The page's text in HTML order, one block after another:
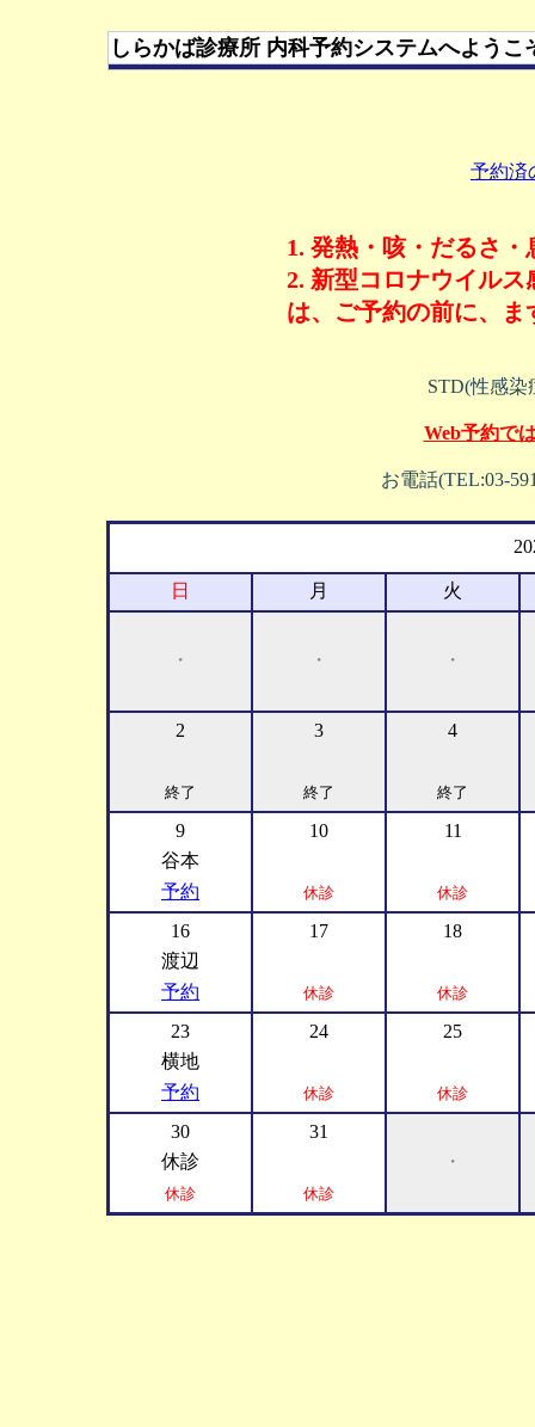
しらかば診療所 内科予約システムへようこ
予約済
1. 発熱・咳・だるさ
2. 新型コロナウイル
は、ご予約の前に、
STD(性感染
Web予約で
お電話(TEL:03-
日 月 火
・ ・ ・
2
終了
3
終了
4
終了
9
谷本
予約
10
休診
11
休診
16
渡辺
予約
17
休診
18
休診
23
横地
予約
24
休診
25
休診
30
休診
休診
31
休診
・